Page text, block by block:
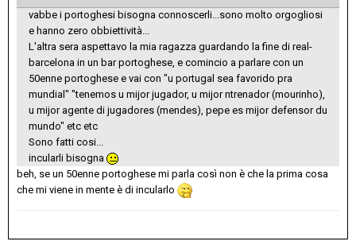
vabbe i portoghesi bisogna connoscerli...sono molto orgogliosi
e hanno zero obbiettività...
L'altra sera aspettavo la mia ragazza guardando la fine di real-
barcelona in un bar portoghese, e comincio a parlare con un
50enne portoghese e vai con "u portugal sea favorido pra
mundial" "tenemos u mijor jugador, u mijor ntrenador (mourinho),
u mijor agente di jugadores (mendes), pepe es mijor defensor du
mundo" etc etc
Sono fatti cosi...
incularli bisogna
beh, se un 50enne portoghese mi parla così non è che la prima cosa
che mi viene in mente è di incularlo